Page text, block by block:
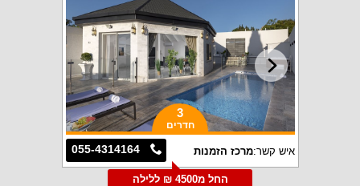
3
חדרים
055-4314164 איש קשר:מרכז הזמנות
החל מ4500 ₪ ללילה